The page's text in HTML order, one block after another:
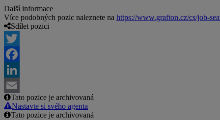
Další informace
Více podobných pozic naleznete na https://www.grafton.cz/cs/job-
Sdílet pozici
Twitter
Facebook
LinkedIn
Email
Tato pozice je archivovaná
Nastavte si svého agenta
Tato pozice je archivovaná